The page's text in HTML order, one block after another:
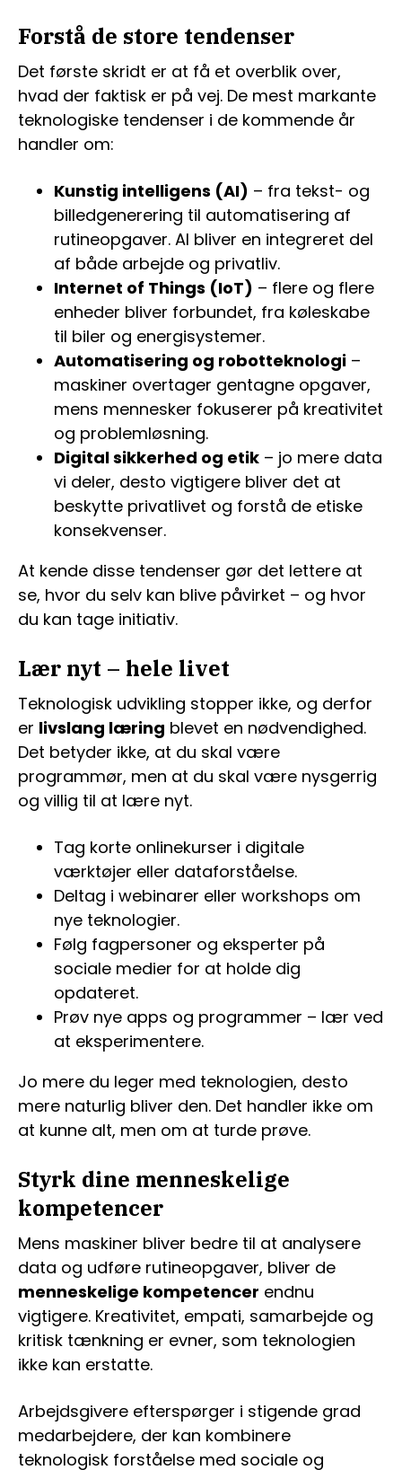
Forstå de store tendenser
Det første skridt er at få et overblik over,
hvad der faktisk er på vej. De mest markante
teknologiske tendenser i de kommende år
handler om:
Kunstig intelligens (AI) – fra tekst- og
billedgenerering til automatisering af
rutineopgaver. AI bliver en integreret del
af både arbejde og privatliv.
Internet of Things (IoT) – flere og flere
enheder bliver forbundet, fra køleskabe
til biler og energisystemer.
Automatisering og robotteknologi –
maskiner overtager gentagne opgaver,
mens mennesker fokuserer på kreativitet
og problemløsning.
Digital sikkerhed og etik – jo mere data
vi deler, desto vigtigere bliver det at
beskytte privatlivet og forstå de etiske
konsekvenser.
At kende disse tendenser gør det lettere at
se, hvor du selv kan blive påvirket – og hvor
du kan tage initiativ.
Lær nyt – hele livet
Teknologisk udvikling stopper ikke, og derfor
er livslang læring blevet en nødvendighed.
Det betyder ikke, at du skal være
programmør, men at du skal være nysgerrig
og villig til at lære nyt.
Tag korte onlinekurser i digitale
værktøjer eller dataforståelse.
Deltag i webinarer eller workshops om
nye teknologier.
Følg fagpersoner og eksperter på
sociale medier for at holde dig
opdateret.
Prøv nye apps og programmer – lær ved
at eksperimentere.
Jo mere du leger med teknologien, desto
mere naturlig bliver den. Det handler ikke om
at kunne alt, men om at turde prøve.
Styrk dine menneskelige
kompetencer
Mens maskiner bliver bedre til at analysere
data og udføre rutineopgaver, bliver de
menneskelige kompetencer endnu
vigtigere. Kreativitet, empati, samarbejde og
kritisk tænkning er evner, som teknologien
ikke kan erstatte.
Arbejdsgivere efterspørger i stigende grad
medarbejdere, der kan kombinere
teknologisk forståelse med sociale og